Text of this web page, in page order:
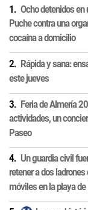
Ocho detenidos en
Puche contra una
cocaína a domicilio
Rápida y sana:
este jueves
Feria de Almería
actividades, un
Paseo
Un guardia civil
retener a dos ladrones
móviles en la playa de